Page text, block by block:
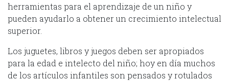
herramientas para el aprendizaje de un niño y
pueden ayudarlo a obtener un crecimiento intelectual
superior.
Los juguetes, libros y juegos deben ser apropiados
para la edad e intelecto del niño; hoy en día muchos
de los artículos infantiles son pensados y rotulados